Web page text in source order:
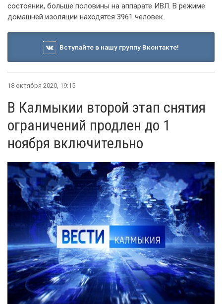
состоянии, больше половины на аппарате ИВЛ. В режиме
домашней изоляции находятся 3961 человек.
Вступайте в нашу группу Вконтакте!
18 октября 2020, 19:15
В Калмыкии второй этап снятия
ограничений продлен до 1
ноября включительно